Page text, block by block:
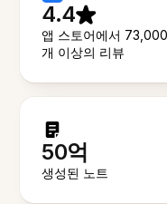
4.4
앱 스토어에서 73,000
개 이상의 리뷰
50억
생성된 노트